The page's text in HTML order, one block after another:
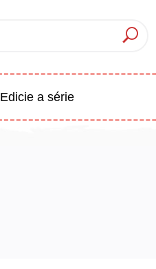
Edicie a série